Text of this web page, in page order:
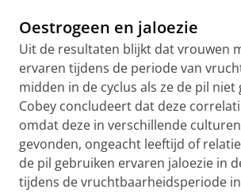
Oestrogeen en jaloezie
Uit de resultaten blijkt dat vrouwen
ervaren tijdens de periode van
midden in de cyclus als ze de pil niet
Cobey concludeert dat deze
omdat deze in verschillende
gevonden, ongeacht leeftijd of
de pil gebruiken ervaren jaloezie in
tijdens de vruchtbaarheidsperiode